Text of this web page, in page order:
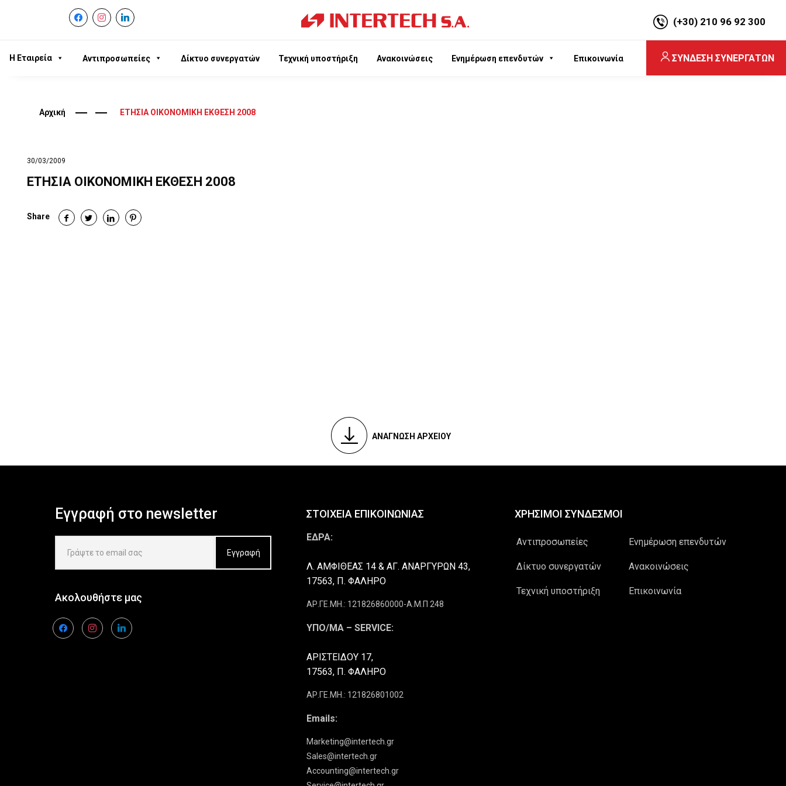
facebookinstagram
linkedin
(+30) 210 96 92 300
Η Εταιρεία Αντιπροσωπείες Δίκτυο συνεργατών Τεχνική υποστήριξη Ανακοινώσεις Ενημέρωση επενδυτών Επικοινωνία ΣΥΝΔΕΣΗ ΣΥΝΕΡΓΑΤΩΝ
Αρχική ΕΤΗΣΙΑ ΟΙΚΟΝΟΜΙΚΗ ΕΚΘΕΣΗ 2008
30/03/2009
ΕΤΗΣΙΑ ΟΙΚΟΝΟΜΙΚΗ ΕΚΘΕΣΗ 2008
Share
ΑΝΑΓΝΩΣΗ ΑΡΧΕΙΟΥ
Εγγραφή στο newsletter
Ακολουθήστε μας
facebookinstagramlinkedin
ΣΤΟΙΧΕΙΑ ΕΠΙΚΟΙΝΩΝΙΑΣ
ΕΔΡΑ:
Λ. ΑΜΦΙΘΕΑΣ 14 & ΑΓ. ΑΝΑΡΓΥΡΩΝ 43,
17563, Π. ΦΑΛΗΡΟ
ΑΡ.ΓΕ.ΜΗ.: 121826860000-Α.Μ.Π 248
ΥΠΟ/ΜΑ – SERVICE:
ΑΡΙΣΤΕΙΔΟΥ 17,
17563, Π. ΦΑΛΗΡΟ
ΑΡ.ΓΕ.ΜΗ.: 121826801002
Emails:
Marketing@intertech.gr
Sales@intertech.gr
Accounting@intertech.gr
ΧΡΗΣΙΜΟΙ ΣΥΝΔΕΣΜΟΙ
Αντιπροσωπείες
Δίκτυο συνεργατών
Τεχνική υποστήριξη
Ενημέρωση επενδυτών
Ανακοινώσεις
Επικοινωνία